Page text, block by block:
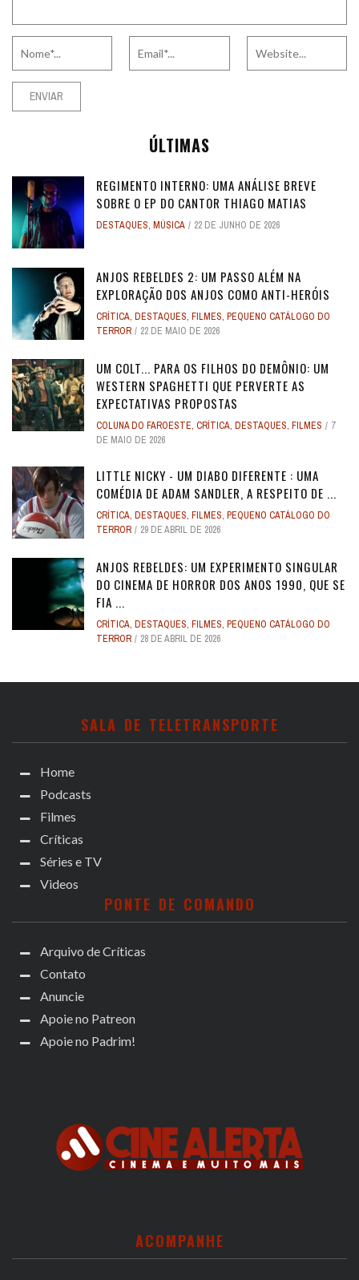
ÚLTIMAS
REGIMENTO INTERNO: UMA ANÁLISE BREVE
SOBRE O EP DO CANTOR THIAGO MATIAS
DESTAQUES, MÚSICA 22 DE JUNHO DE 2026
ANJOS REBELDES 2: UM PASSO ALÉM NA
EXPLORAÇÃO DOS ANJOS COMO ANTI-HERÓIS
CRÍTICA, DESTAQUES, FILMES, PEQUENO CATÁLOGO DO
TERROR
22 DE MAIO DE 2026
UM COLT... PARA OS FILHOS DO DEMÔNIO: UM
WESTERN SPAGHETTI QUE PERVERTE AS
EXPECTATIVAS PROPOSTAS
COLUNA DO FAROESTE, CRÍTICA, DESTAQUES, FILMES
7
DE MAIO DE 2026
LITTLE NICKY - UM DIABO DIFERENTE : UMA
COMÉDIA DE ADAM SANDLER, A RESPEITO DE ...
CRÍTICA, DESTAQUES, FILMES, PEQUENO CATÁLOGO DO
TERROR
29 DE ABRIL DE 2026
ANJOS REBELDES: UM EXPERIMENTO SINGULAR
DO CINEMA DE HORROR DOS ANOS 1990, QUE SE
FIA ...
CRÍTICA, DESTAQUES, FILMES, PEQUENO CATÁLOGO DO
TERROR
28 DE ABRIL DE 2026
SALA DE TELETRANSPORTE
Home
Podcasts
Filmes
Críticas
Séries e TV
Videos
PONTE DE COMANDO
Arquivo de Críticas
Contato
Anuncie
Apoie no Patreon
Apoie no Padrim!
ACOMPANHE